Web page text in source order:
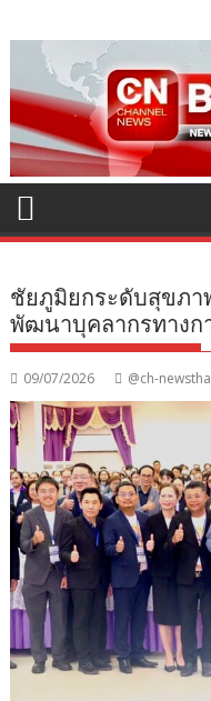
to
content
ชัยภูมิยกระดับสุขภา
พัฒนาบุคลากรทางก
09/07/2026 @ch-